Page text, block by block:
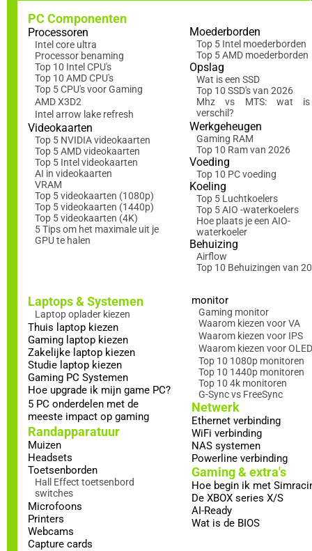
PC Componenten
Processoren
Intel core ultra
Processor benaming
Top 10 Intel CPU's
Top 10 AMD CPU's
Top 5 CPU's voor Gaming
AMD X3D2
Intel arrow lake refresh
Videokaarten
Top 5 NVIDIA videokaarten
Top 5 AMD videokaarten
Top 5 Intel videokaarten
AI in videokaarten
VRAM
Top 5 videokaarten (1080p)
Top 5 videokaarten (1440p)
Top 5 videokaarten (4K)
5 Tips om het maximale uit je
GPU te halen
Moederborden
Top 5 Intel moederborden
Top 5 AMD moederborden
Opslag
Wat is een SSD
Top 10 SSD's van 2026
Mhz vs MTS: wat
verschil?
Werkgeheugen
Gaming RAM
Top 10 Ram van 2026
Voeding
Top 10 PC voeding
Koeling
Top 5 Luchtkoelers
Top 5 AIO -waterkoelers
Hoe plaats je een AIO-
waterkoeler
Behuizing
Airflow
Top 10 Behuizingen van
Laptops & Systemen
Laptop oplader kiezen
Thuis laptop kiezen
Gaming laptop kiezen
Zakelijke laptop kiezen
Studie laptop kiezen
Gaming PC Systemen
Hoe upgrade ik mijn game PC?
5 PC onderdelen met de
meeste impact op gaming
Randapparatuur
Muizen
Headsets
Toetsenborden
Hall Effect toetsenbord
switches
Microfoons
Printers
Webcams
Capture cards
monitor
Gaming monitor
Waarom kiezen voor VA
Waarom kiezen voor IPS
Waarom kiezen voor OLED
Top 10 1080p monitoren
Top 10 1440p monitoren
Top 10 4k monitoren
G-Sync vs FreeSync
Netwerk
Ethernet verbinding
WiFi verbinding
NAS systemen
Powerline verbinding
Gaming & extra's
Hoe begin ik met
De XBOX series X/S
AI-Ready
Wat is de BIOS